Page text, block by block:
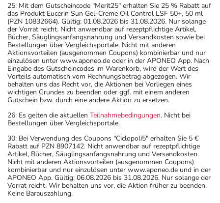
25: Mit dem Gutscheincode "Merit25" erhalten Sie 25 % Rabatt auf
das Produkt Eucerin Sun Gel-Creme Oil Control LSF 50+, 50 ml
(PZN 10832664). Gültig: 01.08.2026 bis 31.08.2026. Nur solange
der Vorrat reicht. Nicht anwendbar auf rezeptpflichtige Artikel,
Bücher, Säuglingsanfangsnahrung und Versandkosten sowie bei
Bestellungen über Vergleichsportale. Nicht mit anderen
Aktionsvorteilen (ausgenommen Coupons) kombinierbar und nur
einzulösen unter www.aponeo.de oder in der APONEO App. Nach
Eingabe des Gutscheincodes im Warenkorb, wird der Wert des
Vorteils automatisch vom Rechnungsbetrag abgezogen. Wir
behalten uns das Recht vor, die Aktionen bei Vorliegen eines
wichtigen Grundes zu beenden oder ggf. mit einem anderen
Gutschein bzw. durch eine andere Aktion zu ersetzen.
26: Es gelten die aktuellen Teilnahmebedingungen. Nicht bei
Bestellungen über Vergleichsportale.
30: Bei Verwendung des Coupons "Ciclopoli5" erhalten Sie 5 €
Rabatt auf PZN 8907142. Nicht anwendbar auf rezeptpflichtige
Artikel, Bücher, Säuglingsanfangsnahrung und Versandkosten.
Nicht mit anderen Aktionsvorteilen (ausgenommen Coupons)
kombinierbar und nur einzulösen unter www.aponeo.de und in der
APONEO App. Gültig: 06.08.2026 bis 31.08.2026. Nur solange der
Vorrat reicht. Wir behalten uns vor, die Aktion früher zu beenden.
Keine Barauszahlung.